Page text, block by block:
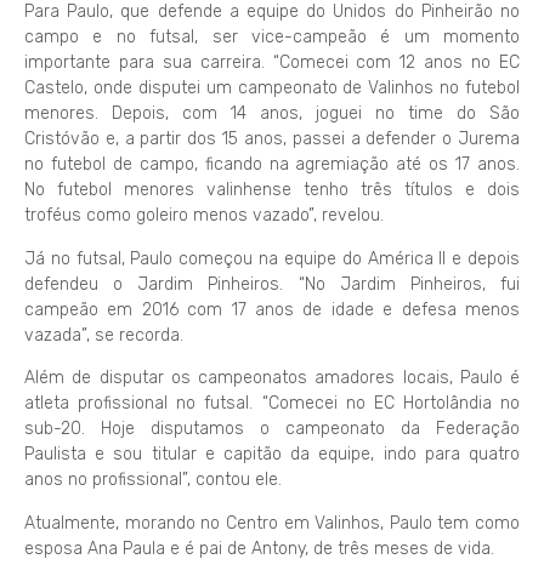
Para Paulo, que defende a equipe do Unidos do Pinheirão no
campo e no futsal, ser vice-campeão é um momento
importante para sua carreira. “Comecei com 12 anos no EC
Castelo, onde disputei um campeonato de Valinhos no futebol
menores. Depois, com 14 anos, joguei no time do São
Cristóvão e, a partir dos 15 anos, passei a defender o Jurema
no futebol de campo, ficando na agremiação até os 17 anos.
No futebol menores valinhense tenho três títulos e dois
troféus como goleiro menos vazado”, revelou.
Já no futsal, Paulo começou na equipe do América II e depois
defendeu o Jardim Pinheiros. “No Jardim Pinheiros, fui
campeão em 2016 com 17 anos de idade e defesa menos
vazada”, se recorda.
Além de disputar os campeonatos amadores locais, Paulo é
atleta profissional no futsal. “Comecei no EC Hortolândia no
sub-20. Hoje disputamos o campeonato da Federação
Paulista e sou titular e capitão da equipe, indo para quatro
anos no profissional”, contou ele.
Atualmente, morando no Centro em Valinhos, Paulo tem como
esposa Ana Paula e é pai de Antony, de três meses de vida.